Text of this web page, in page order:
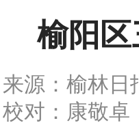
榆阳
来源：榆林日
校对：康敬卓